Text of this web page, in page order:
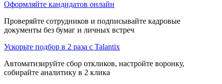
Оформляйте кандидатов онлайн
Проверяйте сотрудников и подписывайте кадровые
документы без бумаг и личных встреч
Ускорьте подбор в 2 раза с Talantix
Автоматизируйте сбор откликов, настройте воронку,
собирайте аналитику в 2 клика